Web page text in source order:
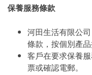
保養服務條款
河田生活有限公
條款，按個別產
客戶在要求保養
票或確認電郵。